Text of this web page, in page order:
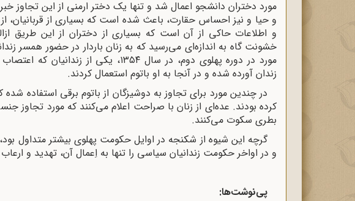
مورد دختران دانشجو اعمال شد و تنها یک دختر ارمنی از این تجاوز
و حیا و نیز احساس حقارت، باعث شده است که بسیاری از قربانیان،
و اطلاعات حاکی از آن است که بسیاری از دختران از این طریق
خشونت گاه به اندازه‌ای می‌رسید که به زنان باردار در حضور همسر
مورد در دوره پهلوی دوم، در سال ۱۳۵۴،
زندان آورده شده و در آنجا به او باتوم استعمال کردند.
در چندین مورد برای تجاوز به دوشیزگان از باتوم برقی استفاده
کرده بودند. عده‌ای از زنان با صراحت اعلام می‌کنند که مورد تجاوز
بطری سکوت می‌کنند.
گرچه این شیوه از شکنجه در اوایل حکومت پهلوی بیشتر متداول
و در اواخر حکومت زندانیان سیاسی را تنها به اِعمال آن، تهدید و
پی‌نوشت‌ها: